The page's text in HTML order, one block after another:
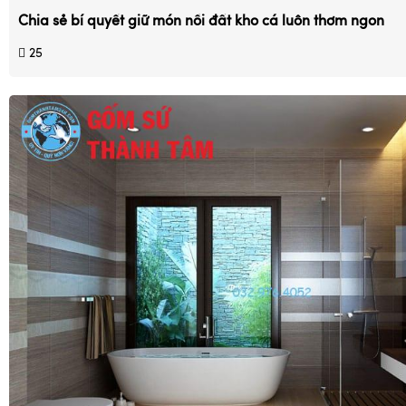
Chia sẻ bí quyết giữ món nồi đất kho cá luôn thơm ngon
25